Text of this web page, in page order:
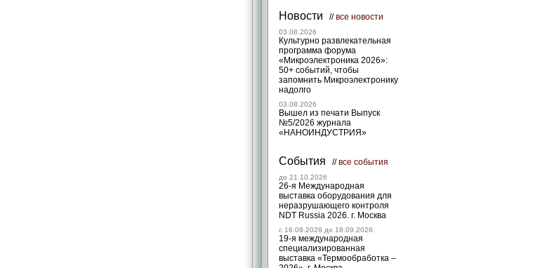
Новости //все новости
03.08.2026
Культурно развлекательная
программа форума
«Микроэлектроника 2026»:
50+ событий, чтобы
запомнить Микроэлектронику
надолго
03.08.2026
Вышел из печати Выпуск
№5/2026 журнала
«НАНОИНДУСТРИЯ»
События //все события
до 21.10.2026
26-я Международная
выставка оборудования для
неразрушающего контроля
NDT Russia 2026. г. Москва
c 16.09.2026 до 18.09.2026
19-я международная
специализированная
выставка «Термообработка –